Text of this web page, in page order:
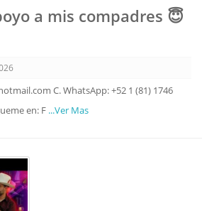
a mis compadres 😇
C. WhatsApp: +52 1 (81) 1746
en: F ...Ver Mas